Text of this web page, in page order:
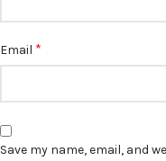
Email *
Save my name, email, and